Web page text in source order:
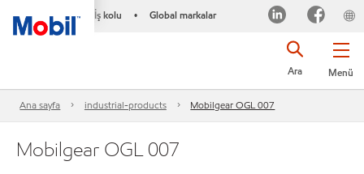
İş kolu • Global markalar
Menü
Ara
Ana sayfa industrial-products Mobilgear OGL 007
Mobilgear OGL 007